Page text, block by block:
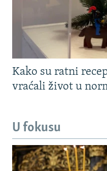
Kako su ratni
vraćali život u
U fokusu